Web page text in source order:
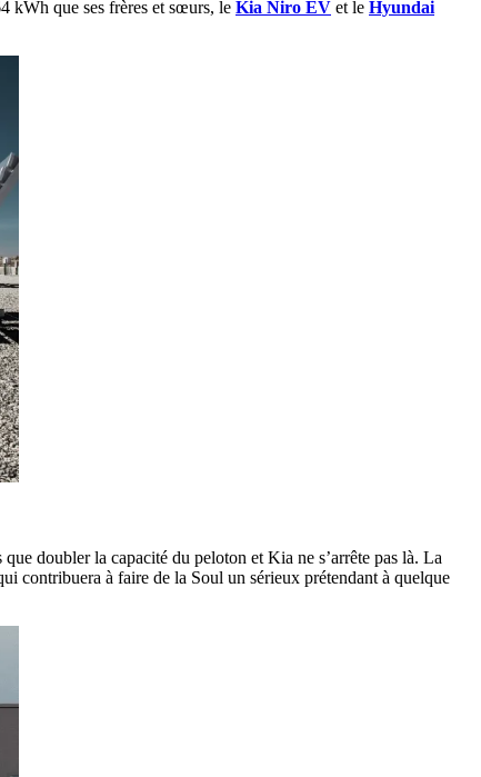
kWh que ses frères et sœurs, le Kia Niro EV et le Hyundai
doubler la capacité du peloton et Kia ne s’arrête pas là. La
contribuera à faire de la Soul un sérieux prétendant à quelque